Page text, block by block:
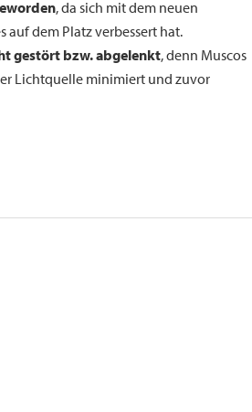
, da sich mit dem neuen
dem Platz verbessert hat.
gestört bzw. abgelenkt, denn Muscos
Lichtquelle minimiert und zuvor